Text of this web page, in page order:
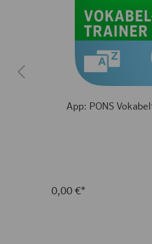
App: PONS
0,00 €*